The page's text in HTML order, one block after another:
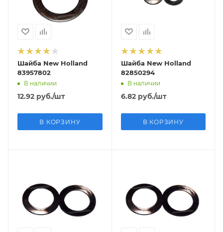
Шайба New Holland
83957802
В наличии
12.92 руб./шт
В КОРЗИНУ
Шайба New Holland
82850294
В наличии
6.82руб./шт
В КОРЗИНУ